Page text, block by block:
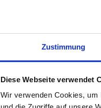
Zustimmung
Diese Webseite verwendet
Wir verwenden Cookies,
Herr Erich
Email:
ZIDA-
Büro Mannheim